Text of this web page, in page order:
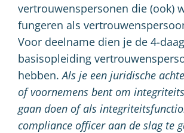
vertrouwenspersonen die (ook)
fungeren als
Voor deelname dien je de 4-
basisopleiding
hebben.Als je een juridische
of voornemens bent om
gaan doen of als
compliance officer aan de slag te